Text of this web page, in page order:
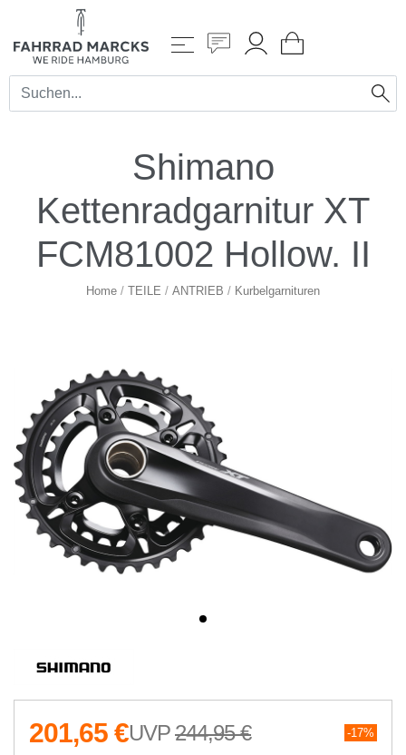
Shimano
Kettenradgarnitur XT
FCM81002 Hollow. II
Home / TEILE / ANTRIEB / Kurbelgarnituren
244,95 € 17%
201,65 €